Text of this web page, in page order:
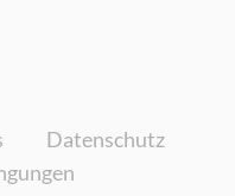
Datenschutz